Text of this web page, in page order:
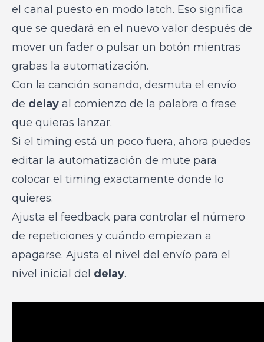
el canal puesto en modo latch. Eso significa
que se quedará en el nuevo valor después de
mover un fader o pulsar un botón mientras
grabas la automatización.
Con la canción sonando, desmuta el envío
de delay al comienzo de la palabra o frase
que quieras lanzar.
Si el timing está un poco fuera, ahora puedes
editar la automatización de mute para
colocar el timing exactamente donde lo
quieres.
Ajusta el feedback para controlar el número
de repeticiones y cuándo empiezan a
apagarse. Ajusta el nivel del envío para el
nivel inicial del delay.